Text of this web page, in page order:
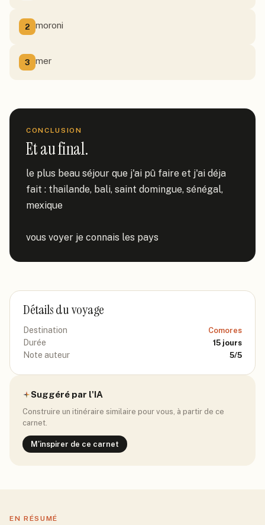
2 moroni
3 mer
CONCLUSION
Et au final.
le plus beau séjour que j'ai pû faire et j'ai déja
fait : thailande, bali, saint domingue, sénégal,
mexique
vous voyer je connais les pays
Détails du voyage
Destination Comores
Durée 15 jours
Note auteur 5/5
Suggéré par l'IA
Construire un itinéraire similaire pour vous, à partir de ce
carnet.
M'inspirer de ce carnet
EN RÉSUMÉ